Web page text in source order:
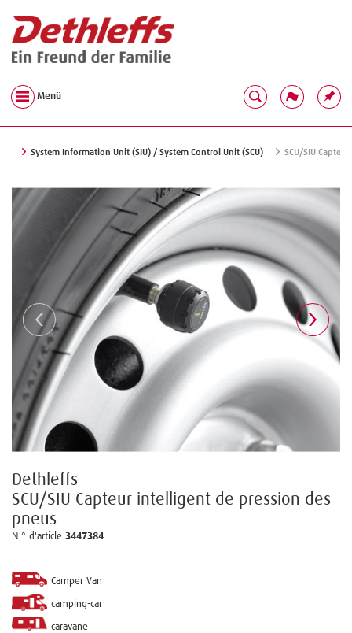
Menü
System Information Unit (SIU) / System Control Unit (SCU) SCU/SIU
Dethleffs
SCU/SIU Capteur intelligent de pression des
pneus
N ° d'article 3447384
Camper Van
camping-car
caravane